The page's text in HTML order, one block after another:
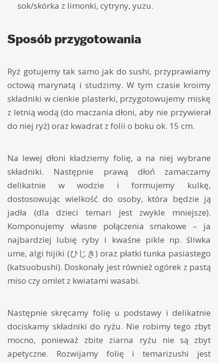
sok/skórka z limonki, cytryny, yuzu.
Sposób przygotowania
Ryż gotujemy tak samo jak do sushi, przyprawiamy
octową marynatą i studzimy. W tym czasie kroimy
składniki w cienkie plasterki, przygotowujemy miskę
z letnią wodą (do maczania dłoni, aby nie przywierał
do niej ryż) oraz kwadrat z folii o boku ok. 15 cm.
Na lewej dłoni kładziemy folię, a na niej wybrane
składniki. Następnie prawą dłoń zamaczamy
delikatnie w wodzie i formujemy kulkę,
dostosowując wielkość do osoby, która będzie ją
jadła (dla dzieci temari jest zwykle mniejsze).
Komponujemy własne połączenia smakowe – ja
najbardziej lubię ryby i kwaśne pikle np. śliwka
ume, algi hijiki (ひじき) oraz płatki tunka pasiastego
(katsuobushi). Doskonały jest również ogórek z pastą
miso czy omlet z kwiatami wasabi.
Następnie skręcamy folię u podstawy i delikatnie
dociskamy składniki do ryżu. Nie robimy tego zbyt
mocno, ponieważ zbite ziarna ryżu nie są zbyt
apetyczne. Rozwijamy folię i temarizushi jest